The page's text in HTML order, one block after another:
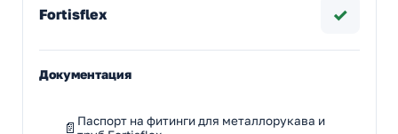
Fortisflex ✓
Документация
Паспорт на фитинги для металлорукава и